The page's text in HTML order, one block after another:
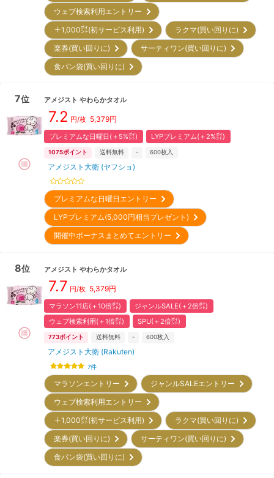
ウェブ検索利用エントリー
＋1,000㌽(初サービス利用)
ラクマ(買い回りに)
楽券(買い回りに)
サーティワン(買い回りに)
食パン袋(買い回りに)
7位 アメジスト やわらかタオル
7.2 円/枚 5,379円
プレミアムな日曜日(＋5%㌽) LYPプレミアム(＋2%㌽)
1075ポイント 送料無料 - 600枚入
アメジスト大衛 (ヤフショ)
プレミアムな日曜日エントリー
LYPプレミアム(5,000円相当プレゼント)
開催中ボーナスまとめてエントリー
8位 アメジスト やわらかタオル
7.7 円/枚 5,379円
マラソン11店(＋10倍㌽)
ジャンルSALE(＋2倍㌽)
ウェブ検索利用(＋1倍㌽)
SPU(＋2倍㌽)
773ポイント 送料無料 - 600枚入
アメジスト大衛 (Rakuten)
7件
マラソンエントリー
ジャンルSALEエントリー
ウェブ検索利用エントリー
＋1,000㌽(初サービス利用)
ラクマ(買い回りに)
楽券(買い回りに)
サーティワン(買い回りに)
食パン袋(買い回りに)